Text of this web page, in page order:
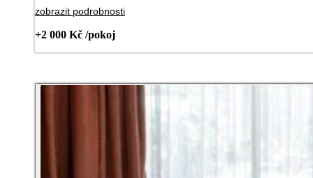
zobrazit podrobnosti
+2 000 Kč /pokoj